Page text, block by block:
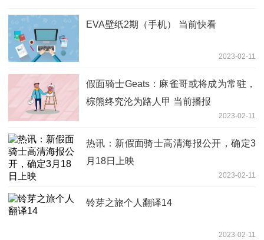
EVA壁纸2期（手机） 当前快看
2023-02-11
假面骑士Geats：麻雀哥或将成为常驻，
棕熊终究沦为路人甲 当前播报
2023-02-11
热讯：新假面骑士高清海报公开，确定3
月18日上映
2023-02-11
铃芽之旅个人翻译14
2023-02-11